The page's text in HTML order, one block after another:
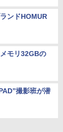
ンドHOMUR
モリ32GBの
撮影班が潜